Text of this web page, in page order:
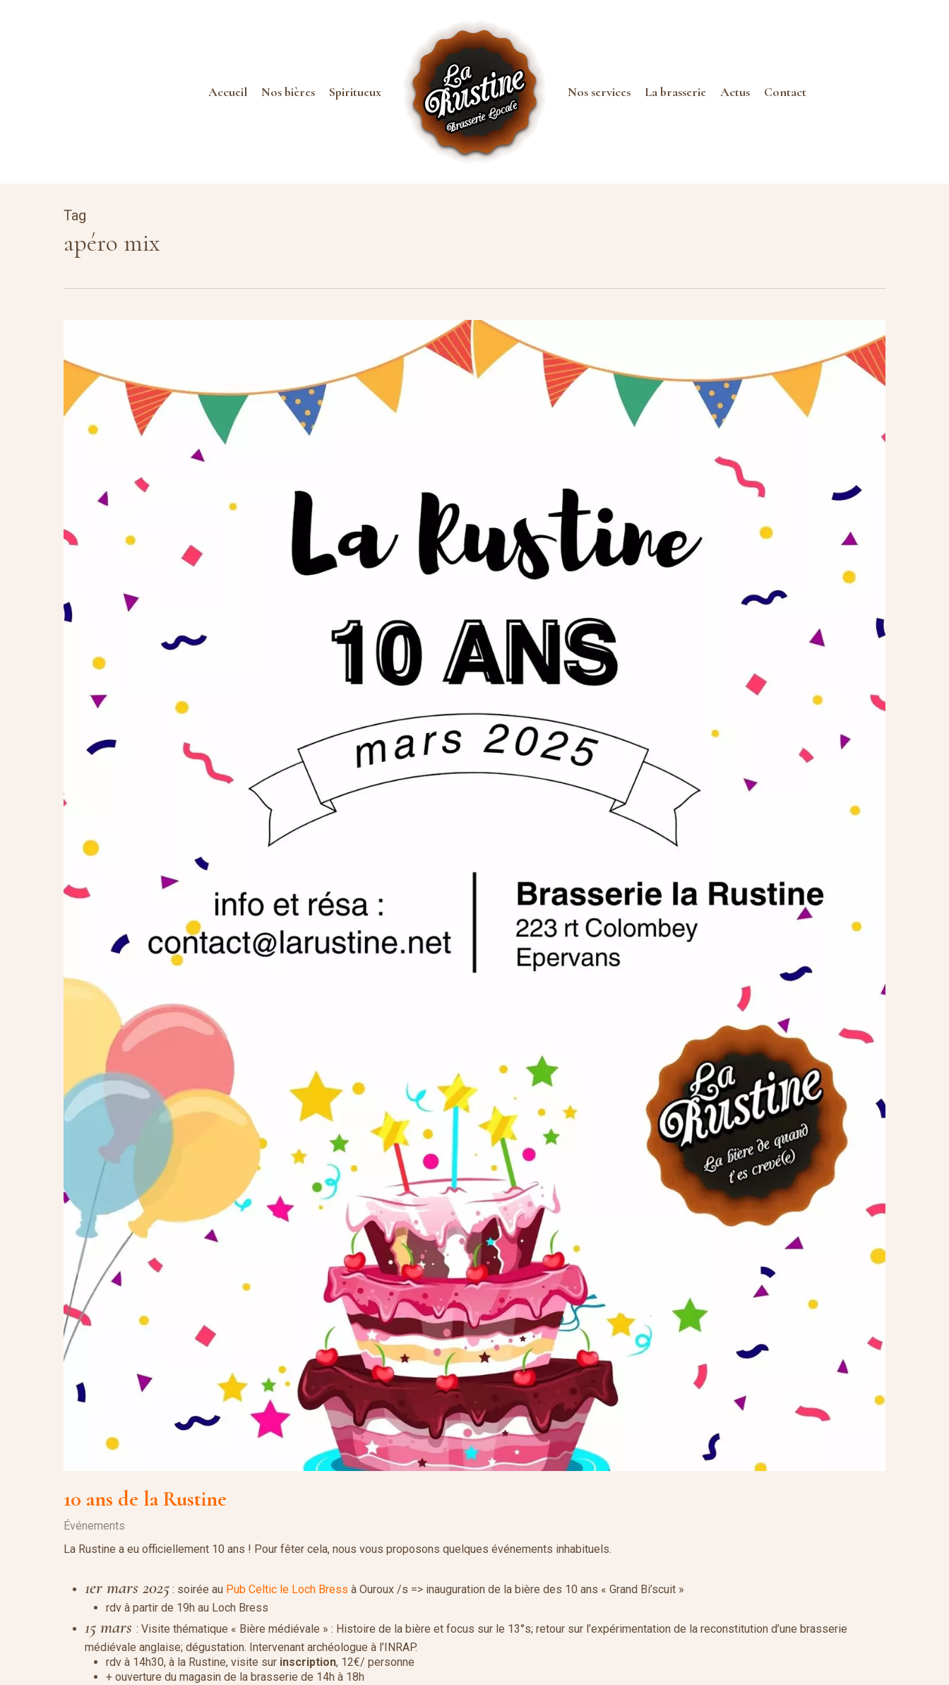
Accueil Nos bières Spiritueux Nos services La brasserie Actus Contact
Tag
apéro mix
10 ans de la Rustine
Événements
La Rustine a eu officiellement 10 ans ! Pour fêter cela, nous vous proposons quelques événements inhabituels.
1er mars 2025 : soirée au Pub Celtic le Loch Bress à Ouroux /s => inauguration de la bière des 10 ans « Grand Bi’scuit »
rdv à partir de 19h au Loch Bress
15 mars : Visite thématique « Bière médiévale » : Histoire de la bière et focus sur le 13°s; retour sur l’expérimentation de la reconstitution d’une brasserie
médiévale anglaise; dégustation. Intervenant archéologue à l’INRAP.
rdv à 14h30, à la Rustine, visite sur inscription, 12€/ personne
+ ouverture du magasin de la brasserie de 14h à 18h